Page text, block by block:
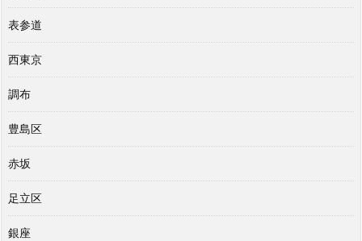
表参道
西東京
調布
豊島区
赤坂
足立区
銀座